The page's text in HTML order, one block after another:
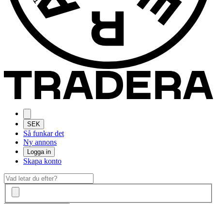
SEK
Så funkar det
Ny annons
Logga in
Skapa konto